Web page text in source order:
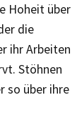
Hoheit über
die
ihr Arbeiten
Stöhnen
so über ihre